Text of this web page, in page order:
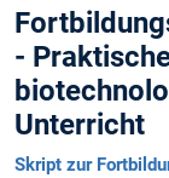
-
Unterricht
Skript zur